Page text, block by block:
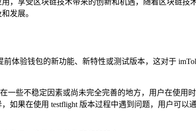
发展。
体验钱包的新功能、新特性或测试版本，这对于
一些不稳定因素或尚未完全完善的地方，用户在使用
果在使用 testflight 版本过程中遇到问题，用户可以